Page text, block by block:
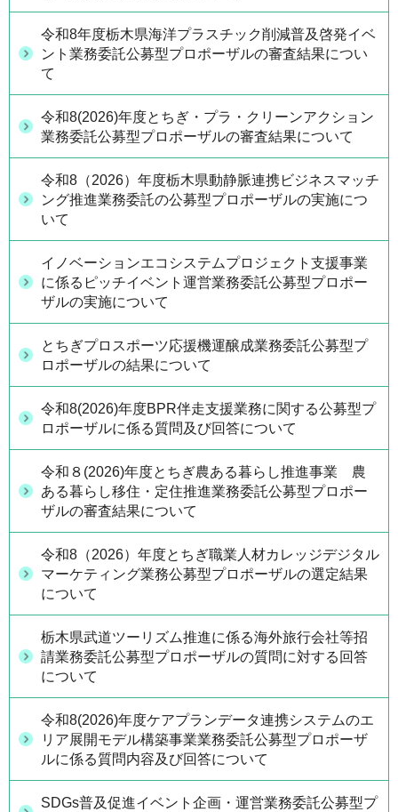
令和8年度栃木県海洋プラスチック削減普及啓発イベ
ント業務委託公募型プロポーザルの審査結果につい
て
令和8(2026)年度とちぎ・プラ・クリーンアクション
業務委託公募型プロポーザルの審査結果について
令和8（2026）年度栃木県動静脈連携ビジネスマッチ
ング推進業務委託の公募型プロポーザルの実施につ
いて
イノベーションエコシステムプロジェクト支援事業
に係るピッチイベント運営業務委託公募型プロポー
ザルの実施について
とちぎプロスポーツ応援機運醸成業務委託公募型プ
ロポーザルの結果について
令和8(2026)年度BPR伴走支援業務に関する公募型プ
ロポーザルに係る質問及び回答について
令和８(2026)年度とちぎ農ある暮らし推進事業 農
ある暮らし移住・定住推進業務委託公募型プロポー
ザルの審査結果について
令和8（2026）年度とちぎ職業人材カレッジデジタル
マーケティング業務公募型プロポーザルの選定結果
について
栃木県武道ツーリズム推進に係る海外旅行会社等招
請業務委託公募型プロポーザルの質問に対する回答
について
令和8(2026)年度ケアプランデータ連携システムのエ
リア展開モデル構築事業業務委託公募型プロポーザ
ルに係る質問内容及び回答について
SDGs普及促進イベント企画・運営業務委託公募型プ